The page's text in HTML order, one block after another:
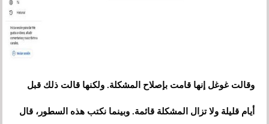
وقالت غوغل إنها قامت بإصلاح المشكلة. ولكنها قالت ذلك قبل
أيام قليلة ولا تزال المشكلة قائمة. وبينما نكتب هذه السطور، قال